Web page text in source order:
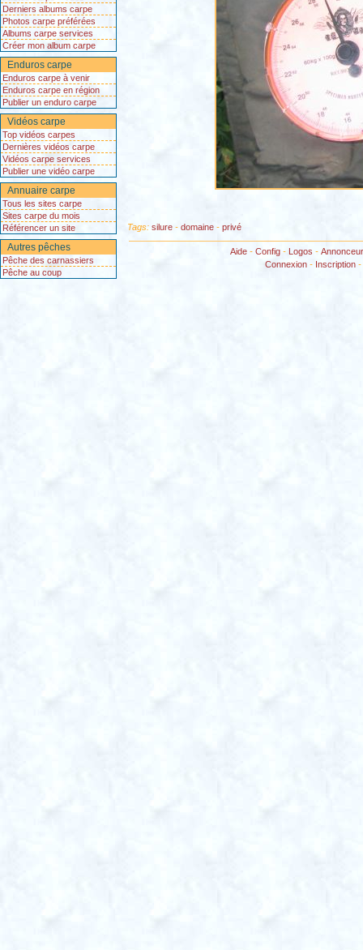
Derniers albums carpe
Photos carpe préférées
Albums carpe services
Créer mon album carpe
Enduros carpe
Enduros carpe à venir
Enduros carpe en région
Publier un enduro carpe
Vidéos carpe
Top vidéos carpes
Dernières vidéos carpe
Vidéos carpe services
Publier une vidéo carpe
Annuaire carpe
Tous les sites carpe
Sites carpe du mois
Référencer un site
Autres pêches
Pêche des carnassiers
Pêche au coup
Tags: silure- domaine- privé
Aide- Config- Logos -
Connexion - Inscription -